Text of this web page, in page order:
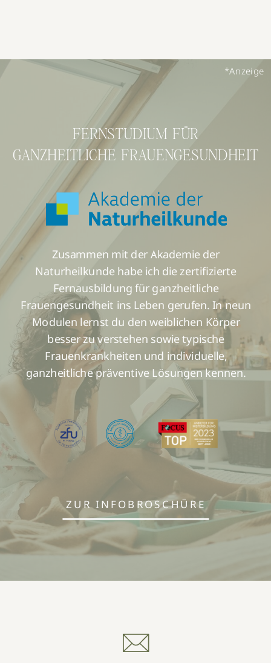
FERNSTUDIUM FÜR
GANZHEITLICHE FRAUENGESUNDHEIT
Zusammen mit der Akademie der
Naturheilkunde habe ich die zertifizierte
Fernausbildung für ganzheitliche
Frauengesundheit ins Leben gerufen. In neun
Modulen lernst du den weiblichen Körper
besser zu verstehen sowie typische
Frauenkrankheiten und individuelle,
ganzheitliche präventive Lösungen kennen.
ZUR INFOBROSCHÜRE
*Anzeige